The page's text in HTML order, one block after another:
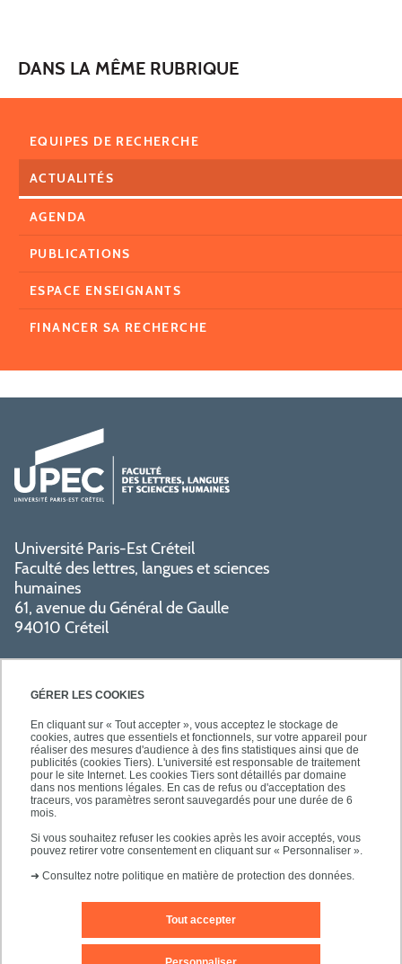
GÉRER LES COOKIES
En cliquant sur « Tout accepter », vous acceptez le stockage de
cookies, autres que essentiels et fonctionnels, sur votre appareil pour
réaliser des mesures d'audience à des fins statistiques ainsi que de
publicités (cookies Tiers). L'université est responsable de traitement
pour le site Internet. Les cookies Tiers sont détaillés par domaine
dans nos mentions légales. En cas de refus ou d'acceptation des
traceurs, vos paramètres seront sauvegardés pour une durée de 6
mois.
Si vous souhaitez refuser les cookies après les avoir acceptés, vous
pouvez retirer votre consentement en cliquant sur « Personnaliser ».
➜ Consultez notre politique en matière de protection des données.
Tout accepter
DANS LA MÊME RUBRIQUE
EQUIPES DE RECHERCHE
ACTUALITÉS
AGENDA
PUBLICATIONS
ESPACE ENSEIGNANTS
FINANCER SA RECHERCHE
Université Paris-Est Créteil
Faculté des lettres, langues et sciences
humaines
61, avenue du Général de Gaulle
94010 Créteil
PRATIQUE
NOS FORMATIONS
Nous contacter